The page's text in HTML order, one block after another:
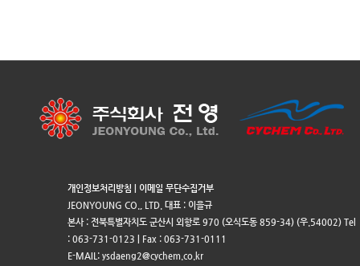
개인정보처리방침
이메일 무단수집거부
JEONYOUNG CO., LTD. 대표 : 이을규
본사 : 전북특별자치도 군산시 외항로 970 (오식도동 859-34) (우.54002) Tel
: 063-731-0123 | Fax : 063-731-0111
E-MAIL: ysdaeng2@cychem.co.kr